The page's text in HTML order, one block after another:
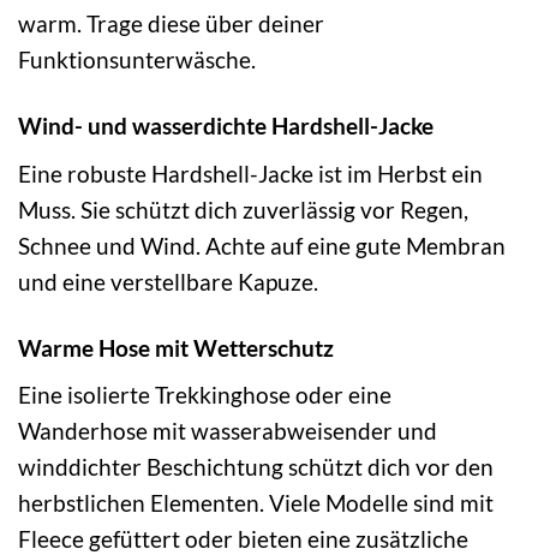
warm. Trage diese über deiner
Funktionsunterwäsche.
Wind- und wasserdichte Hardshell-Jacke
Eine robuste Hardshell-Jacke ist im Herbst ein
Muss. Sie schützt dich zuverlässig vor Regen,
Schnee und Wind. Achte auf eine gute Membran
und eine verstellbare Kapuze.
Warme Hose mit Wetterschutz
Eine isolierte Trekkinghose oder eine
Wanderhose mit wasserabweisender und
winddichter Beschichtung schützt dich vor den
herbstlichen Elementen. Viele Modelle sind mit
Fleece gefüttert oder bieten eine zusätzliche